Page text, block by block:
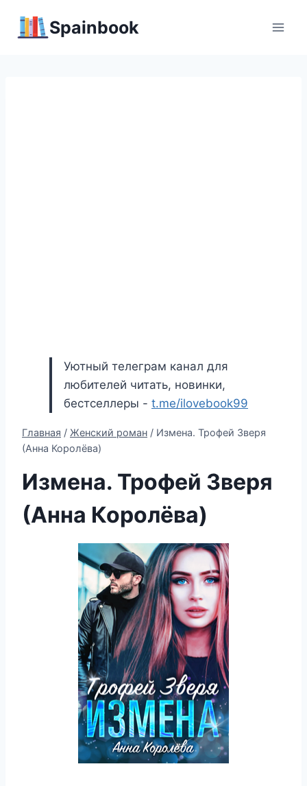
Spainbook
Уютный телеграм канал для
любителей читать, новинки,
бестселлеры - t.me/ilovebook99
Главная / Женский роман / Измена. Трофей Зверя
(Анна Королёва)
Измена. Трофей Зверя
(Анна Королёва)